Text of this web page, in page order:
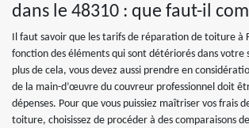
dans le 48310 : que faut-il
Il faut savoir que les tarifs de réparation de toiture à
fonction des éléments qui sont détériorés dans
plus de cela, vous devez aussi prendre en
de la main-d’œuvre du couvreur professionnel doit
dépenses. Pour que vous puissiez maîtriser vos frais
toiture, choisissez de procéder à des comparaisons